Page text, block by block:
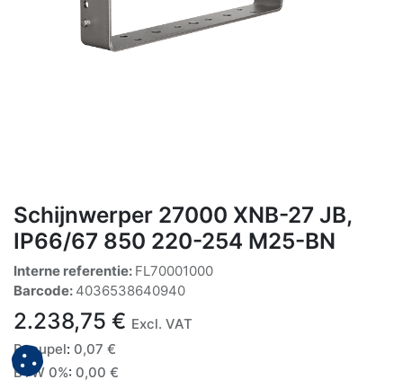
Schijnwerper 27000 XNB-27 JB,
IP66/67 850 220-254 M25-BN
Interne referentie: FL70001000
Barcode: 4036538640940
2.238,75 € Excl. VAT
Recupel: 0,07 €
BTW 0%: 0,00 €